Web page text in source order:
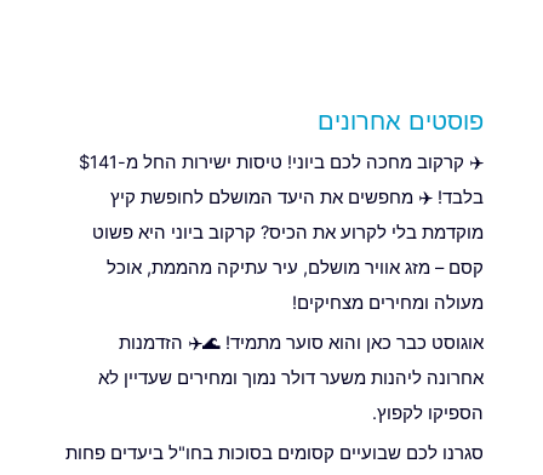
פוסטים אחרונים
✈️ קרקוב מחכה לכם ביוני! טיסות ישירות החל מ-$141
בלבד! ✈️ מחפשים את היעד המושלם לחופשת קיץ
מוקדמת בלי לקרוע את הכיס? קרקוב ביוני היא פשוט
קסם – מזג אוויר מושלם, עיר עתיקה מהממת, אוכל
מעולה ומחירים מצחיקים!
אוגוסט כבר כאן והוא סוער מתמיד! 🌊✈️ הזדמנות
אחרונה ליהנות משער דולר נמוך ומחירים שעדיין לא
הספיקו לקפוץ.
סגרנו לכם שבועיים קסומים בסוכות בחו"ל ביעדים פחות